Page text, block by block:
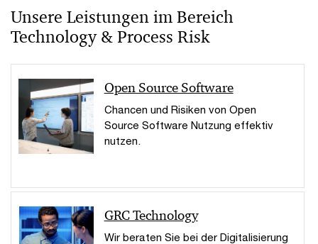
Unsere Leistungen im Bereich
Technology & Process Risk
Open Source Software
Chancen und Risiken von Open
Source Software Nutzung effektiv
nutzen.
GRC Technology
Wir beraten Sie bei der Digitalisierung